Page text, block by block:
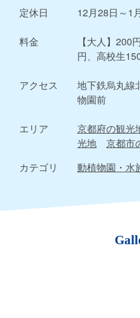
定休日 12月28日～1
料金
【大人】200
円、高校生
アクセス
地下鉄烏丸線
物園前
エリア 京都府の観光
光地
京都市
カテゴリ
動植物園・水